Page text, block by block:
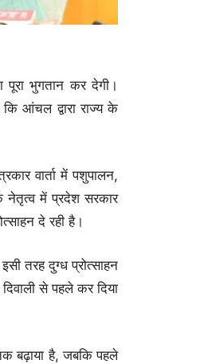
पूरा भुगतान कर देगी।
आंचल द्वारा राज्य के
वार्ता में पशुपालन,
नेतृत्व में प्रदेश सरकार
दे रही है।
तरह दुग्ध प्रोत्साहन
से पहले कर दिया
बढ़ाया है, जबकि पहले